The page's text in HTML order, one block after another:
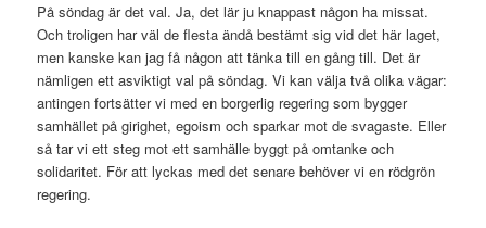
På söndag är det val. Ja, det lär ju knappast någon ha missat.
Och troligen har väl de flesta ändå bestämt sig vid det här laget,
men kanske kan jag få någon att tänka till en gång till. Det är
nämligen ett asviktigt val på söndag. Vi kan välja två olika vägar:
antingen fortsätter vi med en borgerlig regering som bygger
samhället på girighet, egoism och sparkar mot de svagaste. Eller
så tar vi ett steg mot ett samhälle byggt på omtanke och
solidaritet. För att lyckas med det senare behöver vi en rödgrön
regering.